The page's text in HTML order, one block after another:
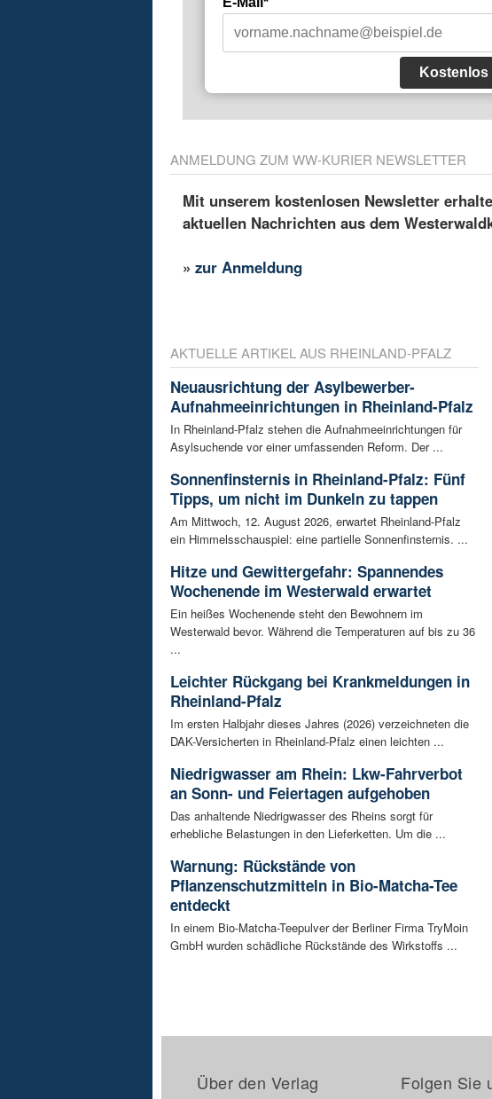
Kostenlos
ANMELDUNG ZUM WW-KURIER NEWSLETTER
Mit unserem kostenlosen Newsletter
aktuellen Nachrichten aus dem
»zur Anmeldung
AKTUELLE ARTIKEL AUS RHEINLAND-PFALZ
Neuausrichtung der Asylbewerber-
Aufnahmeeinrichtungen in Rheinland-Pfalz
In Rheinland-Pfalz stehen die Aufnahmeeinrichtungen für
Asylsuchende vor einer umfassenden Reform. Der ...
Sonnenfinsternis in Rheinland-Pfalz: Fünf
Tipps, um nicht im Dunkeln zu tappen
Am Mittwoch, 12. August 2026, erwartet Rheinland-Pfalz
ein Himmelsschauspiel: eine partielle Sonnenfinsternis. ...
Hitze und Gewittergefahr: Spannendes
Wochenende im Westerwald erwartet
Ein heißes Wochenende steht den Bewohnern im
Westerwald bevor. Während die Temperaturen auf bis zu 36
...
Leichter Rückgang bei Krankmeldungen in
Rheinland-Pfalz
Im ersten Halbjahr dieses Jahres (2026) verzeichneten die
DAK-Versicherten in Rheinland-Pfalz einen leichten ...
Niedrigwasser am Rhein: Lkw-Fahrverbot
an Sonn- und Feiertagen aufgehoben
Das anhaltende Niedrigwasser des Rheins sorgt für
erhebliche Belastungen in den Lieferketten. Um die ...
Warnung: Rückstände von
Pflanzenschutzmitteln in Bio-Matcha-Tee
entdeckt
In einem Bio-Matcha-Teepulver der Berliner Firma TryMoin
GmbH wurden schädliche Rückstände des Wirkstoffs ...
Über den Verlag Folgen Sie